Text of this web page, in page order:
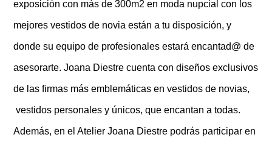
exposición con más de 300m2 en moda nupcial con los
mejores vestidos de novia están a tu disposición, y
donde su equipo de profesionales estará encantad@ de
asesorarte. Joana Diestre cuenta con diseños exclusivos
de las firmas más emblemáticas en vestidos de novias,
vestidos personales y únicos, que encantan a todas.
Además, en el Atelier Joana Diestre podrás participar en